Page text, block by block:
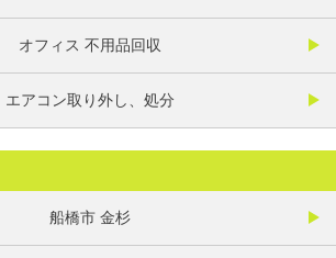
オフィス 不用品回収
エアコン取り外し、処分
船橋市 金杉